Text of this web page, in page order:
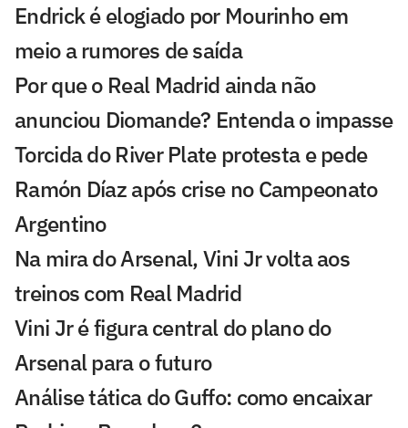
Endrick é elogiado por Mourinho em
meio a rumores de saída
Por que o Real Madrid ainda não
anunciou Diomande? Entenda o impasse
Torcida do River Plate protesta e pede
Ramón Díaz após crise no Campeonato
Argentino
Na mira do Arsenal, Vini Jr volta aos
treinos com Real Madrid
Vini Jr é figura central do plano do
Arsenal para o futuro
Análise tática do Guffo: como encaixar